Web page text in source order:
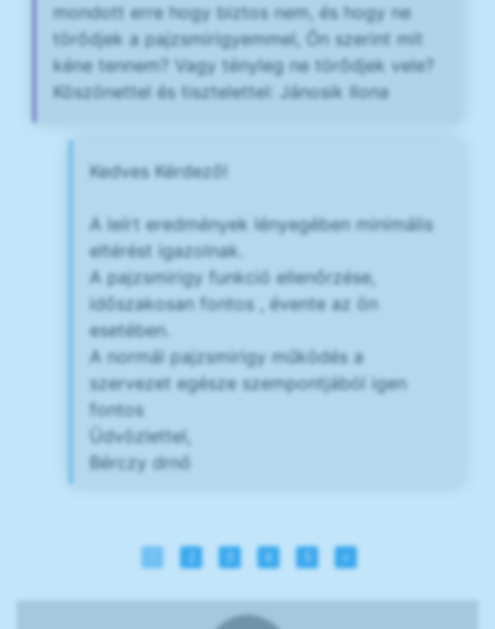
mondott erre hogy biztos nem, és hogy ne
törődjek a pajzsmirigyemmel, Ön szerint mit
kéne tennem? Vagy tényleg ne törődjek vele?
Köszönettel és tisztelettel: Jánosik Ilona
Kedves Kérdező!
A leírt eredmények lényegében minimális
eltérést igazolnak.
A pajzsmirigy funkció ellenőrzése,
időszakosan fontos , évente az ön
esetében.
A normál pajzsmirigy működés a
szervezet egésze szempontjából igen
fontos
Üdvözlettel,
Bérczy drnő
4 »